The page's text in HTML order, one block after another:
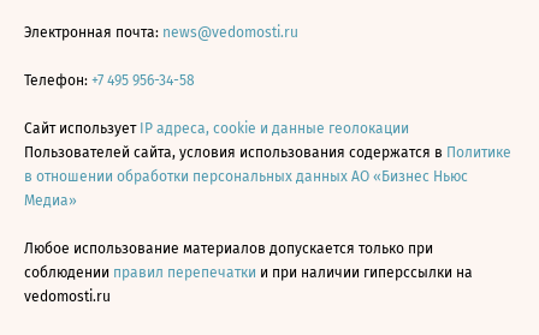
Электронная почта: news@vedomosti.ru
Телефон: +7 495 956-34-58
Сайт использует IP адреса, cookie и данные геолокации
Пользователей сайта, условия использования содержатся в Политике
в отношении обработки персональных данных АО «Бизнес Ньюс
Медиа»
Любое использование материалов допускается только при
соблюдении правил перепечатки и при наличии гиперссылки на
vedomosti.ru